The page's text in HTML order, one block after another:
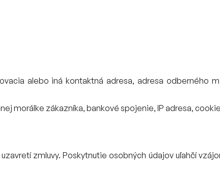
alebo iná kontaktná adresa, adresa odberného
morálke zákazníka, bankové spojenie, IP adresa,
zmluvy. Poskytnutie osobných údajov uľahčí